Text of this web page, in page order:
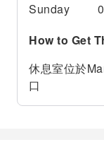
Sunday
How to Get
休息室位於
口